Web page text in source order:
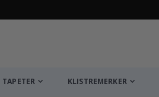
TAPETER KLISTREMERKER